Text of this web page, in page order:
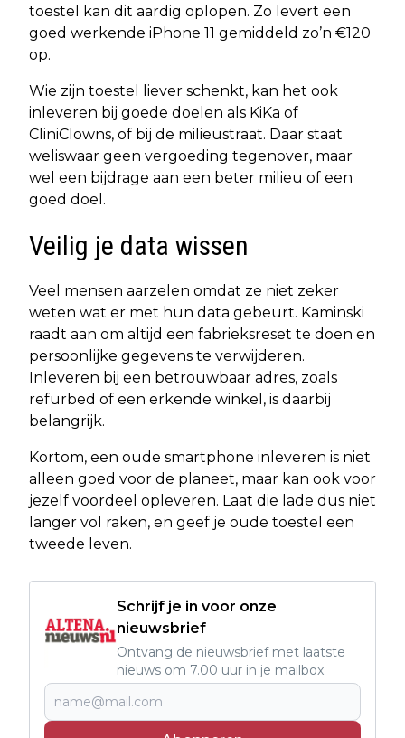
toestel kan dit aardig oplopen. Zo levert een
goed werkende iPhone 11 gemiddeld zo’n €120
op.
Wie zijn toestel liever schenkt, kan het ook
inleveren bij goede doelen als KiKa of
CliniClowns, of bij de milieustraat. Daar staat
weliswaar geen vergoeding tegenover, maar
wel een bijdrage aan een beter milieu of een
goed doel.
Veilig je data wissen
Veel mensen aarzelen omdat ze niet zeker
weten wat er met hun data gebeurt. Kaminski
raadt aan om altijd een fabrieksreset te doen en
persoonlijke gegevens te verwijderen.
Inleveren bij een betrouwbaar adres, zoals
refurbed of een erkende winkel, is daarbij
belangrijk.
Kortom, een oude smartphone inleveren is niet
alleen goed voor de planeet, maar kan ook voor
jezelf voordeel opleveren. Laat die lade dus niet
langer vol raken, en geef je oude toestel een
tweede leven.
Schrijf je in voor onze
nieuwsbrief
Ontvang de nieuwsbrief met laatste
nieuws om 7.00 uur in je mailbox.